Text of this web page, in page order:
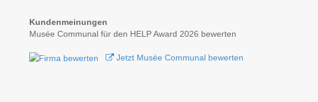
Kundenmeinungen
Musée Communal für den HELP Award 2026 bewerten
Jetzt Musée Communal bewerten